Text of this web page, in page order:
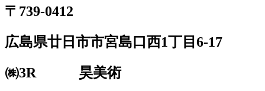
〒739-0412
広島県廿日市市宮島口西1丁目6-17
㈱3R 昊美術